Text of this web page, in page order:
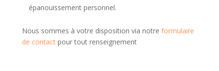
épanouissement personnel.
Nous sommes à votre disposition via notre formulaire
de contact pour tout renseignement